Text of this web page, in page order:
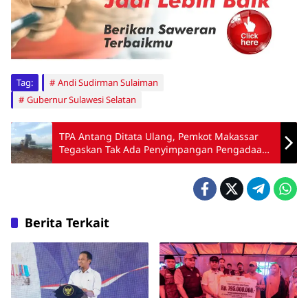
Tag:
Andi Sudirman Sulaiman
Gubernur Sulawesi Selatan
TPA Antang Ditata Ulang, Pemkot Makassar
Tegaskan Tak Ada Penyimpangan Pengadaan
Tanah Urug
Berita Terkait